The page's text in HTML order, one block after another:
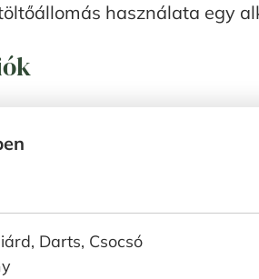
használata egy
Darts, Csocsó